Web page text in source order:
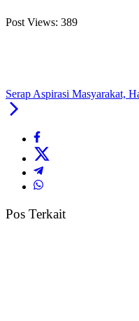
Post Views: 389
Serap Aspirasi Masyarakat,
Pos Terkait